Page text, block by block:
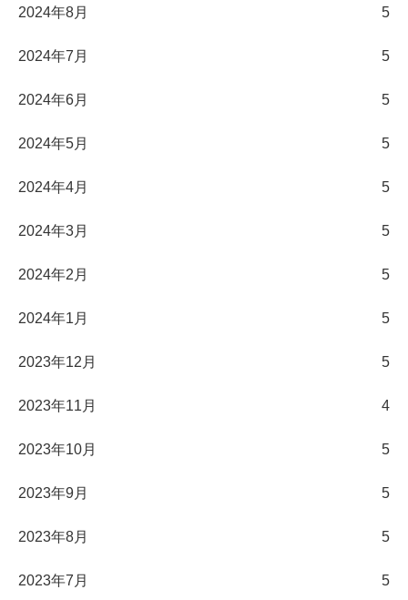
2024年8月 5
2024年7月 5
2024年6月 5
2024年5月 5
2024年4月 5
2024年3月 5
2024年2月 5
2024年1月 5
2023年12月 5
2023年11月 4
2023年10月 5
2023年9月 5
2023年8月 5
2023年7月 5